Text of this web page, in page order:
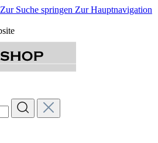
Zur Suche springen Zur Hauptnavigation